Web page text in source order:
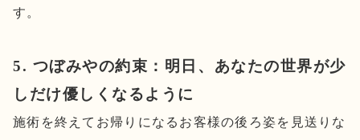
す。
5. つぼみやの約束：明日、あなたの世界が少
しだけ優しくなるように
施術を終えてお帰りになるお客様の後ろ姿を見送りな